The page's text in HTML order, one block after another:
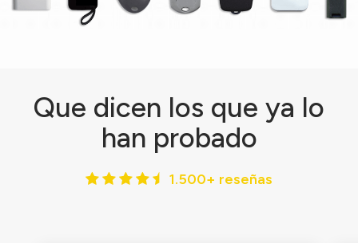
Que dicen los que ya lo
han probado
1.500+ reseñas